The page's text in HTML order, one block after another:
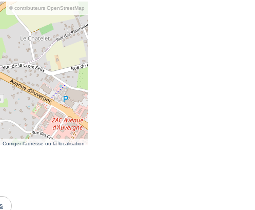
© contributeurs OpenStreetMap
Corriger l’adresse ou la localisation